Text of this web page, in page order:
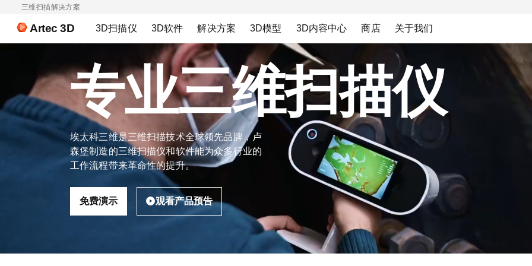
三维扫描解决方案
Artec 3D 3D扫描仪 3D软件 解决方案 3D模型 3D内容中心 商店 关于我们
专业三维扫描仪
埃太科三维是三维扫描技术全球领先品牌，卢
森堡制造的三维扫描仪和软件能为众多行业的
工作流程带来革命性的提升。
免费演示 观看产品预告